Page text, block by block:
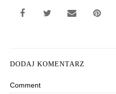
DODAJ KOMENTARZ
Comment